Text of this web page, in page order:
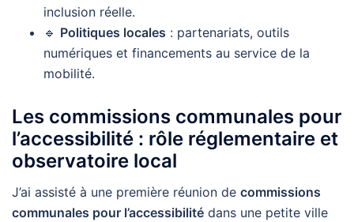
inclusion réelle.
🔹 Politiques locales : partenariats, outils
numériques et financements au service de la
mobilité.
Les commissions communales pour
l’accessibilité : rôle réglementaire et
observatoire local
J’ai assisté à une première réunion de commissions
communales pour l’accessibilité dans une petite ville